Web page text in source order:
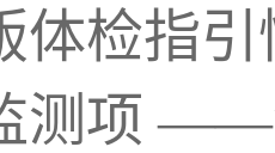
体检指
测项